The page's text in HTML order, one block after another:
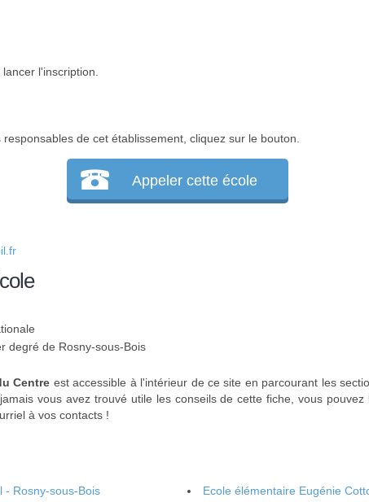
l'inscription.
de cet établissement, cliquez sur le bouton.
Appeler cette école
degré de Rosny-sous-Bois
Centre est accessible à l'intérieur de ce site en parcourant les
vous avez trouvé utile les conseils de cette fiche, vous pouvez
à vos contacts !
- Rosny-sous-Bois Ecole élémentaire Eugénie